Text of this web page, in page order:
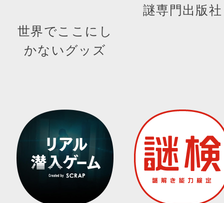
世界でここにし
かないグッズ
謎専門出版社